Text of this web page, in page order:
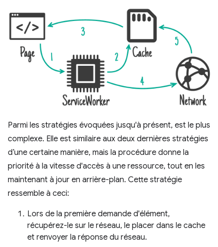
Parmi les stratégies évoquées jusqu'à présent, est le plus
complexe. Elle est similaire aux deux dernières stratégies
d’une certaine manière, mais la procédure donne la
priorité à la vitesse d'accès à une ressource, tout en les
maintenant à jour en arrière-plan. Cette stratégie
ressemble à ceci:
Lors de la première demande d'élément,
récupérez-le sur le réseau, le placer dans le cache
et renvoyer la réponse du réseau.